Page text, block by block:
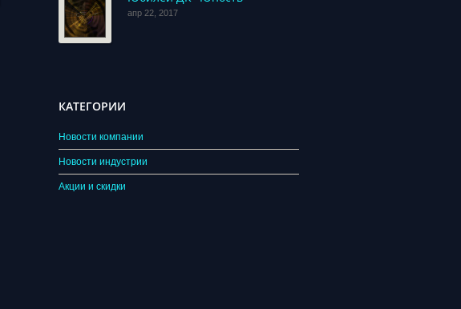
апр 22, 2017
КАТЕГОРИИ
Новости компании
Новости индустрии
Акции и скидки